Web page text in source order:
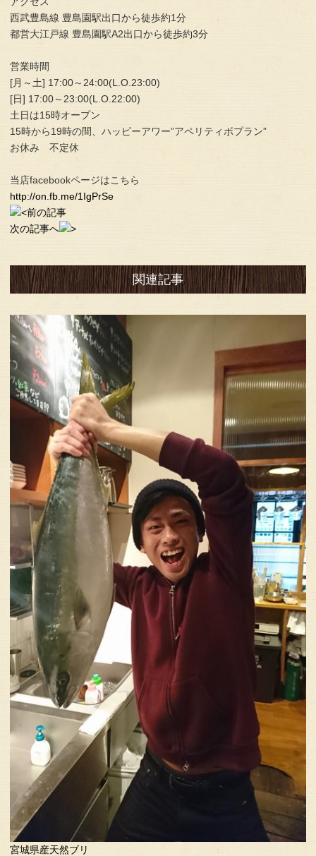
西武豊島線 豊島園駅出口から徒歩約1分
都営大江戸線 豊島園駅A2出口から徒歩約3分
営業時間
[月～土] 17:00～24:00(L.O.23:00)
[日] 17:00～23:00(L.O.22:00)
土日は15時オープン
15時から19時の間、ハッピーアワー”アペリティボプラン”
お休み 不定休
当店facebookページはこちら
http://on.fb.me/1IgPrSe
前の記事
次の記事へ
関連記事
宮城県産天然ブリ